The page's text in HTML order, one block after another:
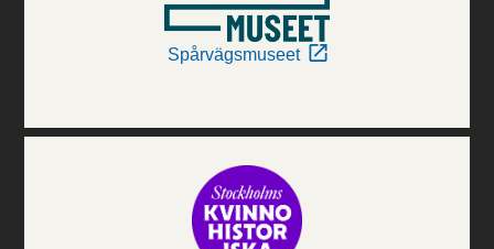
Spårvägsmuseet